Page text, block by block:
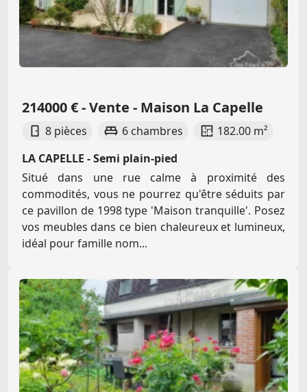
214000 € - Vente - Maison La Capelle
8 pièces 6 chambres
182.00 m²
LA CAPELLE - Semi plain-pied
Situé dans une rue calme à proximité des
commodités, vous ne pourrez qu'être séduits par
ce pavillon de 1998 type 'Maison tranquille'. Posez
vos meubles dans ce bien chaleureux et lumineux,
idéal pour famille nom...